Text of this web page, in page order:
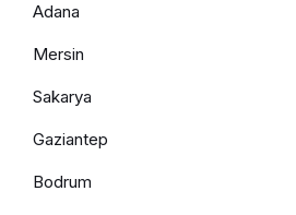
Adana
Mersin
Sakarya
Gaziantep
Bodrum